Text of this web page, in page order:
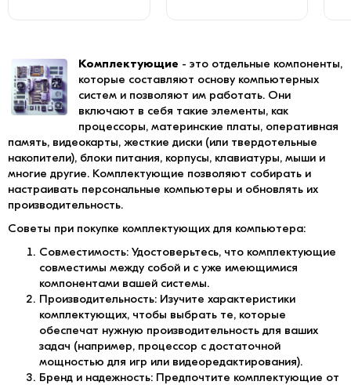
Комплектующие - это отдельные компоненты,
которые составляют основу компьютерных
систем и позволяют им работать. Они
включают в себя такие элементы, как
процессоры, материнские платы, оперативная
память, видеокарты, жесткие диски (или твердотельные
накопители), блоки питания, корпусы, клавиатуры, мыши и
многие другие. Комплектующие позволяют собирать и
настраивать персональные компьютеры и обновлять их
производительность.
Советы при покупке комплектующих для компьютера:
Совместимость: Удостоверьтесь, что комплектующие
совместимы между собой и с уже имеющимися
компонентами вашей системы.
Производительность: Изучите характеристики
комплектующих, чтобы выбрать те, которые
обеспечат нужную производительность для ваших
задач (например, процессор с достаточной
мощностью для игр или видеоредактирования).
Бренд и надежность: Предпочтите комплектующие от